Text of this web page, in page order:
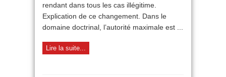
rupture
»
rendant dans tous les cas illégitime.
Explication de ce changement. Dans le
domaine doctrinal, l’autorité maximale est ...
Lire la suite...